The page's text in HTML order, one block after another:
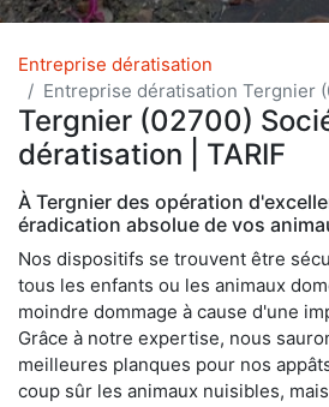
Entreprise dératisation
Entreprise dératisation Tergnier
Tergnier (02700)
dératisation | TARIF
À Tergnier des opération
éradication absolue de vos
Nos dispositifs se trouvent être
tous les enfants ou les animaux
moindre dommage à cause d'une
Grâce à notre expertise, nous
meilleures planques pour nos
coup sûr les animaux nuisibles,